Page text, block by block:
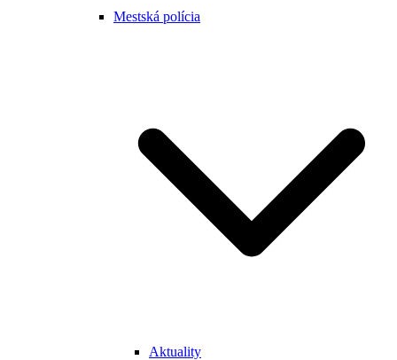
Mestská polícia
Aktuality